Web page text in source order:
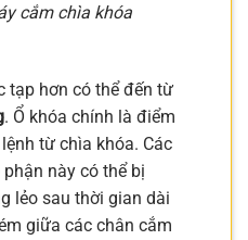
cắm chìa khóa
tạp hơn có thể đến từ
. Ổ khóa chính là điểm
từ chìa khóa. Các
này có thể bị
lẻo sau thời gian dài
giữa các chân cắm